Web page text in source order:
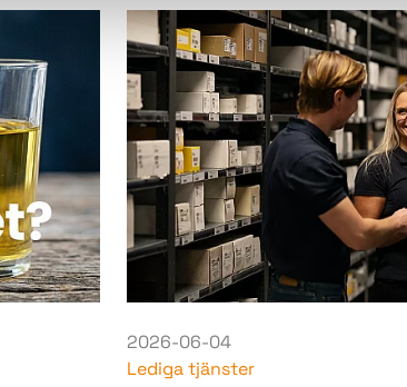
2026-06-04
Lediga tjänster